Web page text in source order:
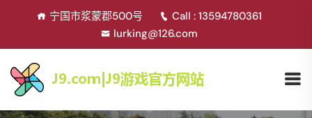
宁国市浆蒙郡500号
Call : 13594780361
lurking@126.com